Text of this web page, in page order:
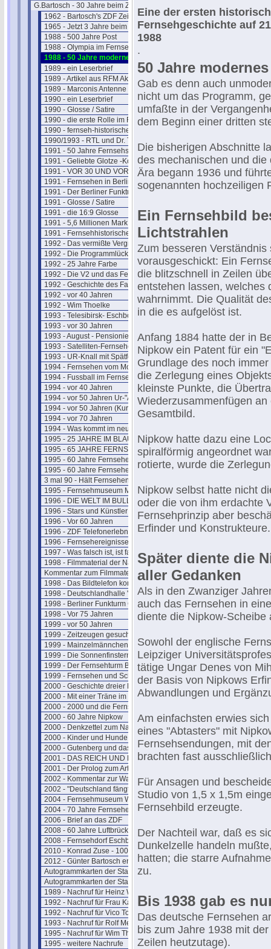
G.Bartosch - 30 Jahre beim ZDF
1962 - Bartosch's ZDF Zeit beginnt
1965 - Jetzt 3 Jahre beim ZDF
1988 - 500 Jahre Post
1988 - Olympia im Fernsehen
1988 - 50 Jahre modernes Fernsehen
1989 - ein Leserbrief
1989 - Artikel aus RFM Aktuell
1989 - Marconis Antenne
1990 - ein Leserbrief
1990 - Glosse / Satire
1990 - die erste Rolle im Fernsehen
1990 - fernseh-historischer Rückblick
1990/1993 - RTL und Dr. Thoma
1991 - 50 Jahre Fernsehshow
1991 - Geliebte Glotze -Kommentar
1991 - VOR 30 UND VOR 40 JAHREN
1991 - Fernsehen in Berlin 1950
1991 - Der Berliner Funkturm
1991 - Glosse / Satire
1991 - die 16:9 Glosse
1991 - 5,6 Millionen Mark
1991 - Fernsehhistorischer Rückblick
1992 - Das vermißte Vergnügen
1992 - Die Programmlücke im Fernsehen
1992 - 25 Jahre Farbe
1992 - Die V2 und das Fernsehen
1992 - Geschichte des Farbferns.
1992 - vor 40 Jahren
1992 - Wim Thoelke
1993 - Telesibirsk- Eschborns Urzeit
1993 - vor 30 Jahren
1993 - August - Pensionierung
1993 - Satelliten-Fernsehen
1993 - UR-Knall mit Spätfolgen
1994 - Fernsehen vom Mond
1994 - Fussball im Fernsehen
1994 - vor 40 Jahren
1994 - vor 50 Jahren Ur-"ARTE"
1994 - vor 50 Jahren (Kurzform)
1994 - vor 70 Jahren
1994 - Was kommt im neuen Jahr ?
1995 - 25 JAHRE IM BLAUEN STUDIO
1995 - 65 JAHRE FERNSEHSPIEL
1995 - 60 Jahre Fernsehen (kurz)
1995 - 60 Jahre Fernsehen (lang)
3 mal 90 - Hält Fernsehen jung ?
1995 - Fernsehmuseum Mainz
1996 - DIE WELT IM BULLAUGE
1996 - Stars und Künstler
1996 - Vor 60 Jahren
1996 - ZDF Telefonerlebnisse
1996 - Fernsehereignisse in 1997
1997 - Was falsch ist, ist falsch
1998 - Filmmaterial der Nazizeit
Kommentar zum Filmmaterial
1998 - Das Bildtelefon kommt
1998 - Deutschlandhalle "Geschlossen"
1998 - Berliner Funkturm GESPRENGT !
1998 - Vor 75 Jahren
1999 - vor 50 Jahren
1999 - Zeitzeugen gesucht
1999 - Mainzelmännchen in Hollywood
1999 - Die Sonnenfinsternis
1999 - Der Fernsehturm Berlin(Ost)
1999 - Fernsehen und Schutzheilige
2000 - Geschichte dreier Fernsehtürme
2000 - Mit einer Träne im Knopfloch
2000 - 2000 und die Fernsehgeschichte
2000 - 60 Jahre Nipkow
2000 - Denkzettel zum Nachdenken
2000 - Kinder und Hunde
2000 - Gutenberg und das Fernsehen
2001 - DAS REICH UND DER BUND
2001 - Der Prolog zum Artikel
2002 - Kommentar zur Wahl
2002 - "Deutschland fängt neu an ....."
2004 - Fernsehmuseum Wiesbaden
2004 - 70 Jahre Fernsehen
2006 - Brief an das ZDF
2008 - 60 Jahre Luftbrücke
2008 - Fernsehdorf Eschborn
2010 - Konrad Zuse - 100 Jahre
2012 - Günter Bartosch erinnert sich
Autogrammkarten der Stars
Autogrammkarten der Stars (2)
1989 - Nachruf für Heinz Werner
1992 - Nachruf für Frau Karolus
1992 - Nachruf für Vico Torriani
1993 - Nachruf für Rolf Merz
1995 - Nachruf für Wim Thoelke
1995 - weitere Nachrufe
Eine der ersten
Fernsehgeschichte auf
1988
.
50 Jahre
Gab es denn auch
nicht um das Programm,
umfaßte in der
dem Beginn einer dritten
Die bisherigen Abschnitte
des mechanischen und
Ära begann 1936 und
sogenannten hochzeiligen
Ein Fernsehbild
Lichtstrahlen
Zum besseren
vorausgeschickt: Ein
die blitzschnell in Zeilen
entstehen lassen, welches
wahrnimmt. Die Qualität
in die es aufgelöst ist.
Anfang 1884 hatte der in
Nipkow ein Patent für ein
Grundlage des noch
die Zerlegung eines
kleinste Punkte, die
Wiederzusammenfügen
Gesamtbild.
Nipkow hatte dazu eine
spiralförmig angeordnet
rotierte, wurde die
Nipkow selbst hatte nicht
oder die von ihm erdachte
Fernsehprinzip aber
Erfinder und Konstrukteure.
Später diente die
aller Gedanken
Als in den Zwanziger
auch das Fernsehen in
diente die Nipkow-Scheibe
Sowohl der englische
Leipziger
tätige Ungar Denes von
der Basis von Nipkows
Abwandlungen und
Am einfachsten erwies
eines "Abtasters" mit
Fernsehsendungen, mit
brachten fast
Für Ansagen und
Studio von 1,5 x 1,5m
Fernsehbild erzeugte.
Der Nachteil war, daß es
Dunkelzelle handeln
hatten; die starre
zu.
Bis 1938 gab es
Das deutsche Fernsehen
bis zum Jahre 1938 mit
Zeilen heutzutage).